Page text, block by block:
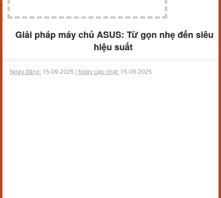
Giải pháp máy chủ ASUS: Từ gọn nhẹ đến siêu
hiệu suất
Ngày đăng: 15-09-2025 | Ngày cập nhật: 15-09-2025